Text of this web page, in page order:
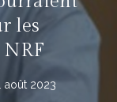
les
août 2023